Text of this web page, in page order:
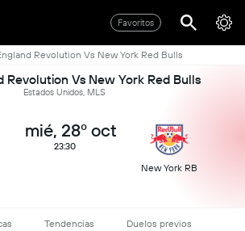
Favoritos
Revolution Vs New York Red Bulls
Revolution Vs New York Red Bulls
Estados Unidos, MLS
mié, 28º oct
23:30
New York RB
Tendencias Duelos previos